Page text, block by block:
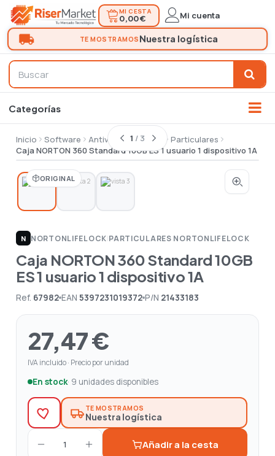
MI CESTA
0,00 € Mi cuenta
Inicio Software Antivirus seguridad
Particulares
Caja NORTON 360 Standard 10GB ES 1 usuario 1 dispositivo 1A
ORIGINAL
1 / 3
N NORTONLIFELOCK|PARTICULARES NORTONLIFELOCK
Caja NORTON 360 Standard 10GB
ES 1 usuario 1 dispositivo 1A
Ref. 67982 EAN 5397231019372 P/N 21433183
27,47 €
IVA incluido · Precio por unidad
En stock· 9 unidades disponibles
TE MOSTRAMOS
Nuestra logística
1 Añadir a la cesta